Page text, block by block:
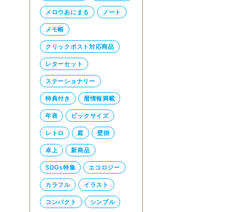
メロウあにまる ノート
メモ帳
クリックポスト対応商品
レターセット
ステーショナリー
特典付き 暦情報満載
年表 ビックサイズ
レトロ 庭 壁掛
卓上 新商品
SDGs特集 エコロジー
カラフル イラスト
コンパクト シンプル